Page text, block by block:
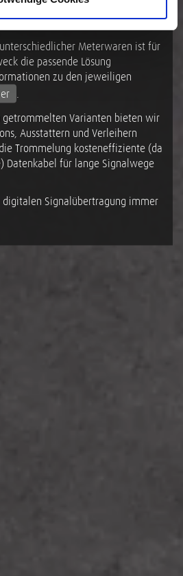
verbaut sind - wie das CSE NN 7-
NN 5-SD-PVC.
Meterwaren ist für
die passende Lösung
zu den jeweiligen
.
Varianten bieten wir
Ausstattern und Verleihern
Trommelung kosteneffiziente (da
Datenkabel für lange Signalwege
digitalen Signalübertragung immer